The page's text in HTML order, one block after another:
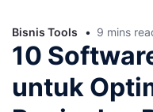
Bisnis Tools 9 mins
10
untuk